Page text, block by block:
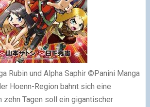
Rubin und Alpha Saphir ©Panini Manga
Hoenn-Region bahnt sich eine
zehn Tagen soll ein gigantischer